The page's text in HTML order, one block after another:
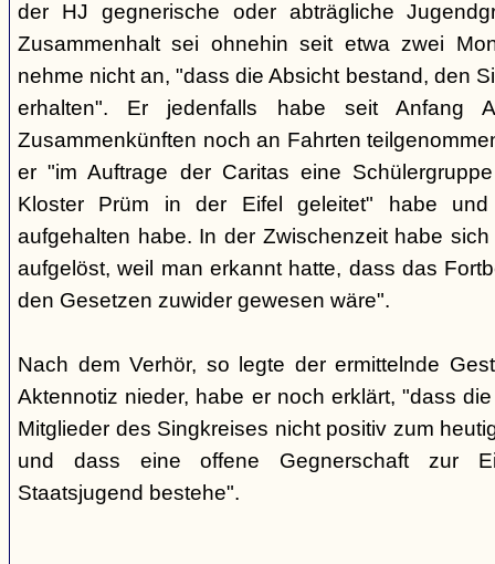
der HJ gegnerische oder abträgliche
Zusammenhalt sei ohnehin seit etwa zwei
nehme nicht an, "dass die Absicht bestand, den
erhalten". Er jedenfalls habe seit Anfang
Zusammenkünften noch an Fahrten
er "im Auftrage der Caritas eine
Kloster Prüm in der Eifel geleitet" habe
aufgehalten habe. In der Zwischenzeit habe
aufgelöst, weil man erkannt hatte, dass das
den Gesetzen zuwider gewesen wäre".
Nach dem Verhör, so legte der ermittelnde
Aktennotiz nieder, habe er noch erklärt, "dass
Mitglieder des Singkreises nicht positiv zum
und dass eine offene Gegnerschaft zur
Staatsjugend bestehe".